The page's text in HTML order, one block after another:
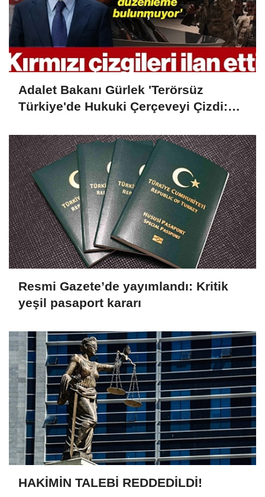
Adalet Bakanı Gürlek 'Terörsüz
Türkiye'de Hukuki Çerçeveyi Çizdi:
Resmi Gazete’de yayımlandı: Kritik
yeşil pasaport kararı
HAKİMİN TALEBİ REDDEDİLDİ!